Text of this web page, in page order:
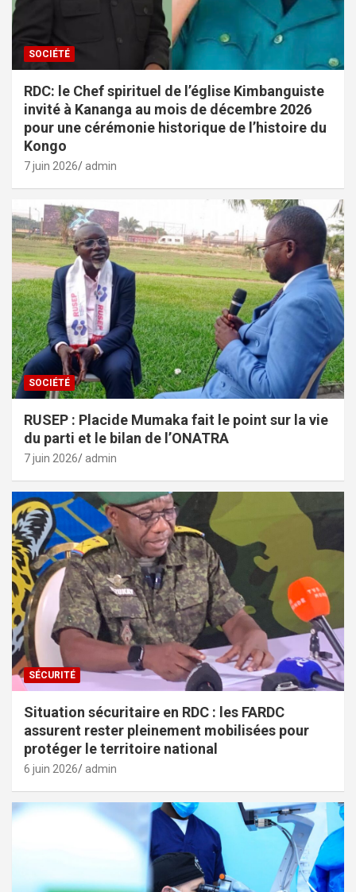
SOCIÉTÉ
RDC: le Chef spirituel de l’église Kimbanguiste
invité à Kananga au mois de décembre 2026
pour une cérémonie historique de l’histoire du
Kongo
7 juin 2026 admin
SOCIÉTÉ
RUSEP : Placide Mumaka fait le point sur la vie
du parti et le bilan de l’ONATRA
7 juin 2026 admin
SÉCURITÉ
Situation sécuritaire en RDC : les FARDC
assurent rester pleinement mobilisées pour
protéger le territoire national
6 juin 2026 admin